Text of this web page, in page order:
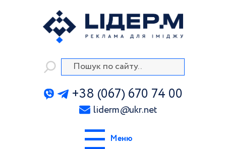
+38 (067) 670 74 00
liderm@ukr.net
Меню